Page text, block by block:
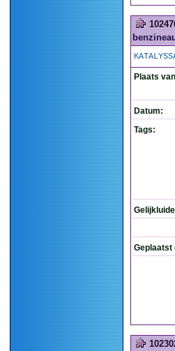
Plaats
Datum:
Tags:
Geplaatst